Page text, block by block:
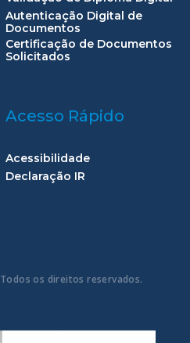
os direitos reservados.
Autenticação Digital de
Documentos
Certificação de Documentos
Solicitados
Acesso Rápido
Acessibilidade
Declaração IR